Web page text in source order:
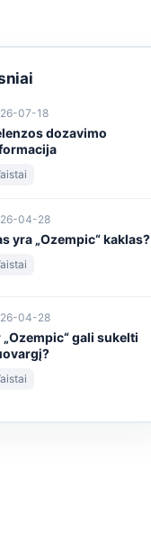
07-18
dozavimo
04-28
yra „Ozempic“ kaklas?
04-28
„Ozempic“ gali sukelti